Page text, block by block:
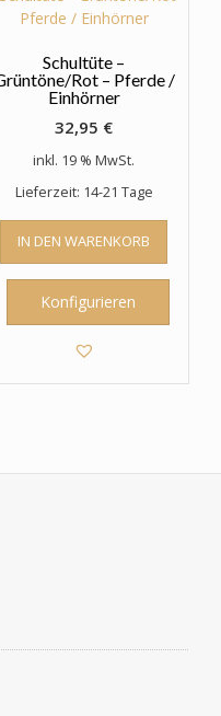
Schultüte –
Rot – Pferde /
Einhörner
32,95 €
inkl. 19 % MwSt.
Lieferzeit: 14-21 Tage
IN DEN WARENKORB
Konfigurieren